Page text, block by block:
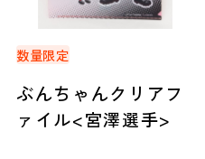
数量限定
ぶんちゃんクリアフ
ァイル<宮澤選手>